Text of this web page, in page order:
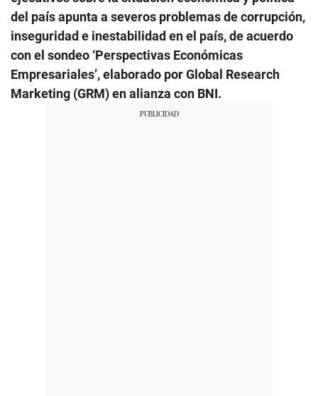
del país apunta a severos problemas de corrupción,
inseguridad e inestabilidad en el país, de acuerdo
con el sondeo ‘Perspectivas Económicas
Empresariales’, elaborado por Global Research
Marketing (GRM) en alianza con BNI.